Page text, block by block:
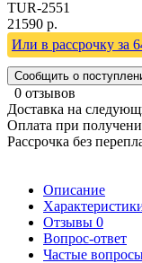
TUR-2551
21590 р.
Или в рассрочку за
Сообщить о
0 отзывов
Доставка на
Оплата при
Рассрочка без
Описание
Отзывы 0
Вопрос-ответ
Частые